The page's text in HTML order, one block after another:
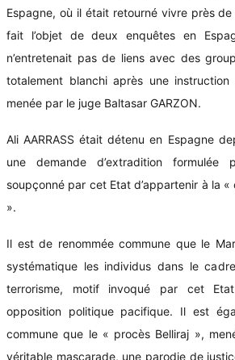
Espagne, où il était retourné vivre près
fait l’objet de deux enquêtes en
n’entretenait pas de liens avec des
totalement blanchi après une
menée par le juge Baltasar GARZON.
Ali AARRASS était détenu en Espagne
une demande d’extradition
soupçonné par cet Etat d’appartenir à la
».
Il est de renommée commune que le
systématique les individus dans le
terrorisme, motif invoqué par cet
opposition politique pacifique. Il est
commune que le « procès Belliraj »,
véritable mascarade, une parodie de